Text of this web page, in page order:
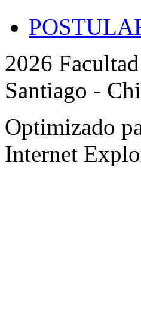
2026
Santiago -
Optimizado
Internet